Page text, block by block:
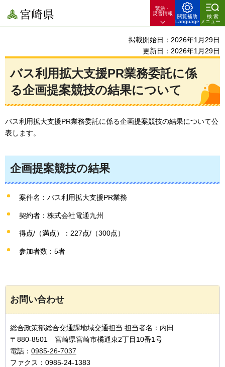
宮崎県
緊急・
災害情報
閲覧補助
Language
検索
メニュー
掲載開始日：2026年1月29日
更新日：2026年1月29日
バス利用拡大支援PR業務委託に係
る企画提案競技の結果について
バス利用拡大支援PR業務委託に係る企画提案競技の結果について公
表します。
企画提案競技の結果
案件名：バス利用拡大支援PR業務
契約者：株式会社電通九州
得点/（満点）：227点/（300点）
参加者数：5者
お問い合わせ
総合政策部総合交通課地域交通担当 担当者名：内田
〒880-8501 宮崎県宮崎市橘通東2丁目10番1号
電話： 0985-26-7037
ファクス：0985-24-1383